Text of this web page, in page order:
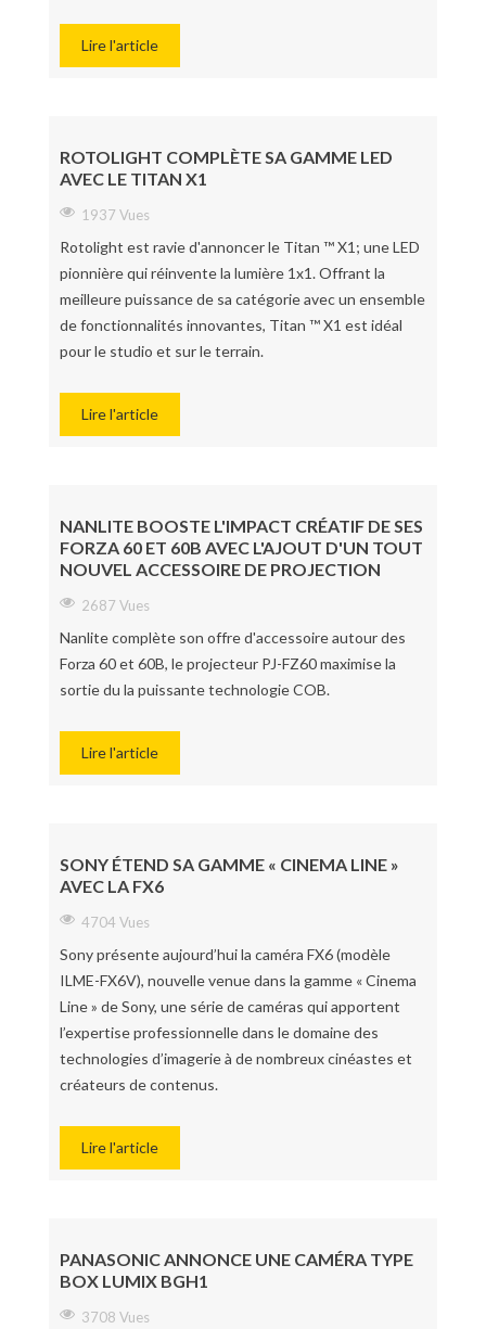
Lire l'article
ROTOLIGHT COMPLÈTE SA GAMME LED
AVEC LE TITAN X1
1937 Vues
Rotolight est ravie d'annoncer le Titan ™ X1; une LED
pionnière qui réinvente la lumière 1x1. Offrant la
meilleure puissance de sa catégorie avec un ensemble
de fonctionnalités innovantes, Titan ™ X1 est idéal
pour le studio et sur le terrain.
Lire l'article
NANLITE BOOSTE L'IMPACT CRÉATIF DE SES
FORZA 60 ET 60B AVEC L'AJOUT D'UN TOUT
NOUVEL ACCESSOIRE DE PROJECTION
2687 Vues
Nanlite complète son offre d'accessoire autour des
Forza 60 et 60B, le projecteur PJ-FZ60 maximise la
sortie du la puissante technologie COB.
Lire l'article
SONY ÉTEND SA GAMME « CINEMA LINE »
AVEC LA FX6
4704 Vues
Sony présente aujourd’hui la caméra FX6 (modèle
ILME-FX6V), nouvelle venue dans la gamme « Cinema
Line » de Sony, une série de caméras qui apportent
l’expertise professionnelle dans le domaine des
technologies d’imagerie à de nombreux cinéastes et
créateurs de contenus.
Lire l'article
PANASONIC ANNONCE UNE CAMÉRA TYPE
BOX LUMIX BGH1
3708 Vues